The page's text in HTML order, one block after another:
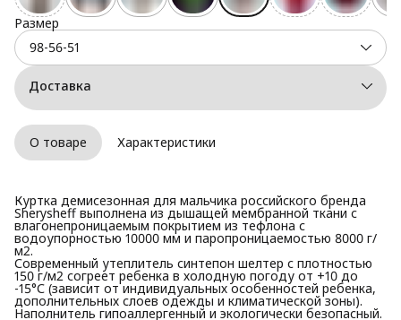
Размер
98-56-51
Доставка
О товаре Характеристики
Куртка демисезонная для мальчика российского бренда
Sherysheff выполнена из дышащей мембранной ткани с
влагонепроницаемым покрытием из тефлона с
водоупорностью 10000 мм и паропроницаемостью 8000 г/
м2.
Современный утеплитель синтепон шелтер с плотностью
150 г/м2 согреет ребенка в холодную погоду от +10 до
-15°С (зависит от индивидуальных особенностей ребенка,
дополнительных слоев одежды и климатической зоны).
Наполнитель гипоаллергенный и экологически безопасный.